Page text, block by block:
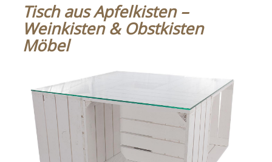
Tisch aus Apfelkisten –
Weinkisten & Obstkisten
Möbel